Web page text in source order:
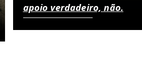
apoio verdadeiro, não.